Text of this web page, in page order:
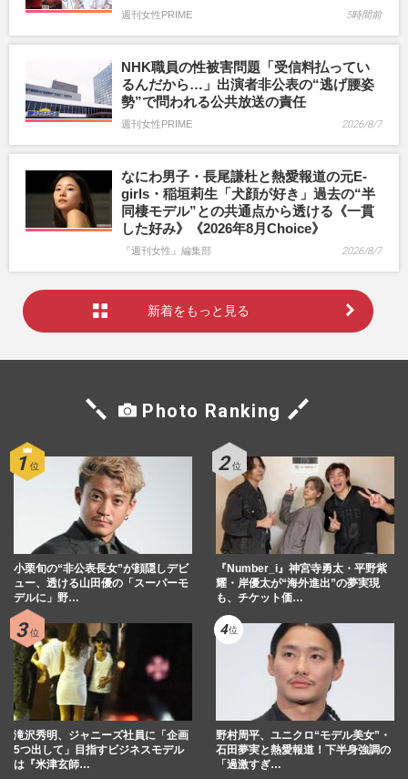
週刊女性PRIME 5時間前
NHK職員の性被害問題「受信料払ってい
るんだから…」出演者非公表の“逃げ腰姿
勢”で問われる公共放送の責任
週刊女性PRIME 2026/8/7
なにわ男子・長尾謙杜と熱愛報道の元E-
girls・稲垣莉生「犬顔が好き」過去の“半
同棲モデル”との共通点から透ける《一貫
した好み》《2026年8月Choice》
『週刊女性』編集部 2026/8/7
新着をもっと見る
Photo Ranking
小栗旬の“非公表長女”が顔隠しデビ
ュー、透ける山田優の「スーパーモ
デルに」野…
『Number_i』神宮寺勇太・平野紫
耀・岸優太が“海外進出”の夢実現
も、チケット価…
滝沢秀明、ジャニーズ社員に「企画
5つ出して」目指すビジネスモデル
は『米津玄師…
野村周平、ユニクロ“モデル美女”・
石田夢実と熱愛報道！下半身強調の
「過激すぎ…